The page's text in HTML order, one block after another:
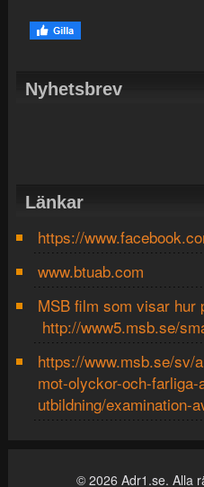
Nyhetsbrev
Länkar
https://
www.btuab.com
MSB film som visar hur
http://www5.msb.se/
https://www.msb.se/sv/
mot-olyckor-och-
utbildning/examination-
© 2026 Adr1.se. Alla